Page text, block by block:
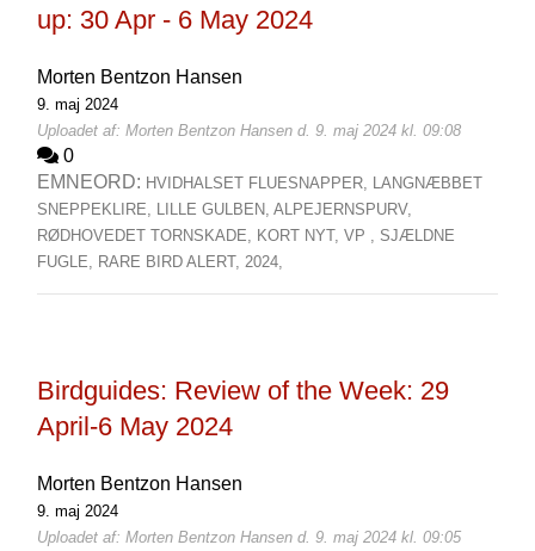
up: 30 Apr - 6 May 2024
Morten Bentzon Hansen
9. maj 2024
Uploadet af: Morten Bentzon Hansen d. 9. maj 2024 kl. 09:08
0
EMNEORD: HVIDHALSET FLUESNAPPER, LANGNÆBBET
SNEPPEKLIRE, LILLE GULBEN, ALPEJERNSPURV,
RØDHOVEDET TORNSKADE, KORT NYT, VP , SJÆLDNE
FUGLE, RARE BIRD ALERT, 2024,
Birdguides: Review of the Week: 29
April-6 May 2024
Morten Bentzon Hansen
9. maj 2024
Uploadet af: Morten Bentzon Hansen d. 9. maj 2024 kl. 09:05